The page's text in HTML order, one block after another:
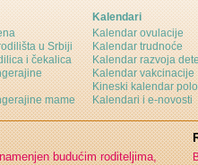
u Srbiji
i čekalica
mame
Kalendari
Kalendar ovulacije
Kalendar trudnoće
Kalendar razvoja
Kalendar vakcinacije
Kineski kalendar
Kalendari i e-novosti
budućim roditeljima,